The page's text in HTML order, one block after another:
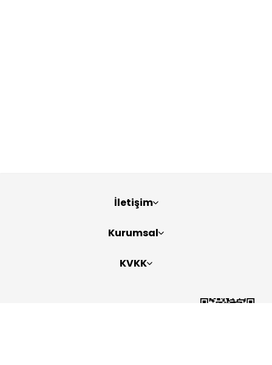
İletişim
Kurumsal
KVKK